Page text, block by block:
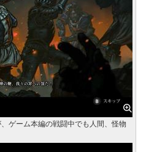
ゲーム本編の戦闘中でも人間、怪物